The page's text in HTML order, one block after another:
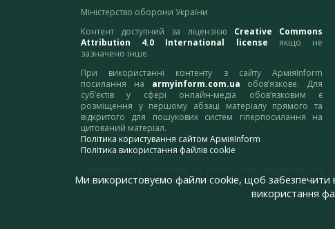
Міністерство оборони України
Контент доступний за ліцензією Creative Commons
Attribution 4.0 International license якщо не
зазначено інше.
При використанні контенту з сайту АрміяInform
посилання на armyinform.com.ua обов’язкове. Для
суб’єктів у сфері онлайн-медіа обов’язковим є
розміщення у першому абзаці матеріалу прямого та
відкритого для пошукових систем гіперпосилання на
цитований матеріал.
Політика користування сайтом АрміяInform
Політика використання файлів cookie
адресу:webmaster@armyinform.com.ua
Ми використовуємо файли cookie, щоб
використання